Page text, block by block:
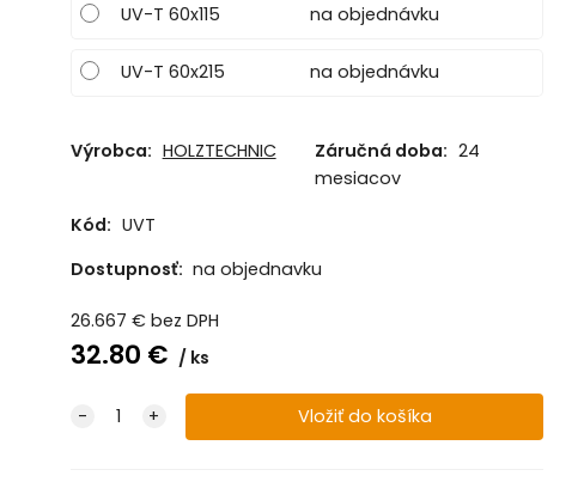
UV-T 60x115 na objednávku
UV-T 60x215 na objednávku
Výrobca: HOLZTECHNIC Záručná doba: 24
mesiacov
Kód: UVT
Dostupnosť: na objednavku
26.667 € bez DPH
32.80 € ks